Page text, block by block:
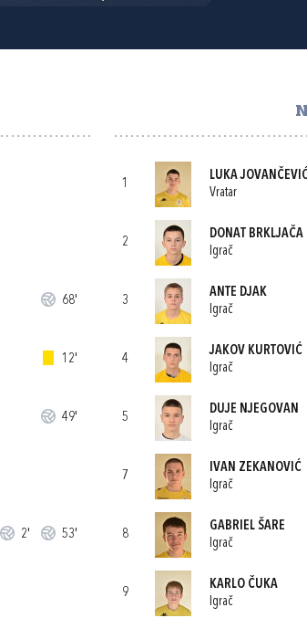
68'
12'
49'
2' 53'
1
LUKA
Vratar
2
DONAT BRKLJAČA
Igrač
3
ANTE DJAK
Igrač
4
JAKOV KURTOVIĆ
Igrač
5
DUJE NJEGOVAN
Igrač
7
IVAN ZEKANOVIĆ
Igrač
8
GABRIEL ŠARE
Igrač
9
KARLO ČUKA
Igrač